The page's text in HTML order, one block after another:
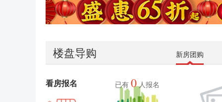
楼盘导购 新房团购
看房报名 已有 0人报名